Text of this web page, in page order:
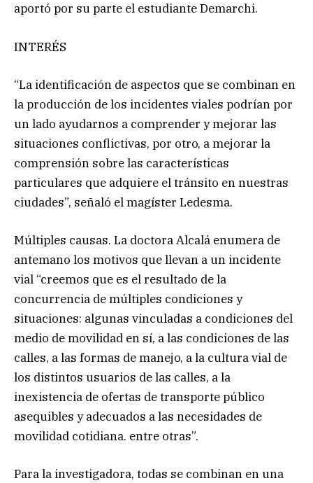
aportó por su parte el estudiante Demarchi.
INTERÉS
“La identificación de aspectos que se combinan en
la producción de los incidentes viales podrían por
un lado ayudarnos a comprender y mejorar las
situaciones conflictivas, por otro, a mejorar la
comprensión sobre las características
particulares que adquiere el tránsito en nuestras
ciudades”, señaló el magíster Ledesma.
Múltiples causas. La doctora Alcalá enumera de
antemano los motivos que llevan a un incidente
vial “creemos que es el resultado de la
concurrencia de múltiples condiciones y
situaciones: algunas vinculadas a condiciones del
medio de movilidad en sí, a las condiciones de las
calles, a las formas de manejo, a la cultura vial de
los distintos usuarios de las calles, a la
inexistencia de ofertas de transporte público
asequibles y adecuados a las necesidades de
movilidad cotidiana. entre otras”.
Para la investigadora, todas se combinan en una